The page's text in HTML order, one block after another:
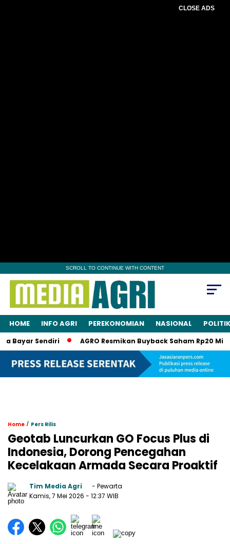
CLOSE ADS
SCROLL TO CONTINUE WITH CONTENT
HOME INFO AGRI PEREKONOMIAN NASIONAL POLITIK
Sendiri AGRO Resmikan Buyback Saham Rp20 Miliar,
Home / Pers Rilis
Geotab Luncurkan GO Focus Plus di
Indonesia, Dorong Pencegahan
Kecelakaan Armada Secara Proaktif
Tim Media Agri
- Pewarta
Kamis, 7 Mei 2026 - 12:37 WIB